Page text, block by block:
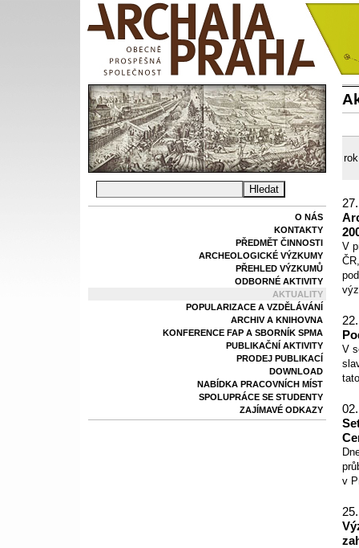
V
V
v
O NÁS
KONTAKTY
PŘEDMĚT ČINNOSTI
ARCHEOLOGICKÉ VÝZKUMY
PŘEHLED VÝZKUMŮ
ODBORNÉ AKTIVITY
AKTUALITY
POPULARIZACE A VZDĚLÁVÁNÍ
ARCHIV A KNIHOVNA
KONFERENCE FAP A SBORNÍK SPMA
PUBLIKAČNÍ AKTIVITY
PRODEJ PUBLIKACÍ
DOWNLOAD
NABÍDKA PRACOVNÍCH MÍST
SPOLUPRÁCE SE STUDENTY
ZAJÍMAVÉ ODKAZY